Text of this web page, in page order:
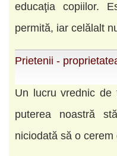
educaţia copiilor.
permită, iar celălalt
Prietenii -
Un lucru vrednic
puterea noastră
niciodată să o